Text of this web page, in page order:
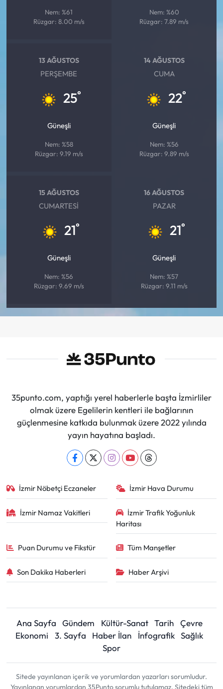
Nem: %61
Rüzgar: 8.00 m/s
Nem: %60
Rüzgar: 7.89 m/s
13 AĞUSTOS
PERŞEMBE
25°
Güneşli
Nem: %58
Rüzgar: 9.19 m/s
14 AĞUSTOS
CUMA
22°
Güneşli
Nem: %56
Rüzgar: 9.89 m/s
15 AĞUSTOS
CUMARTESI
21°
Güneşli
Nem: %56
Rüzgar: 9.69 m/s
16 AĞUSTOS
PAZAR
21°
Güneşli
Nem: %57
Rüzgar: 9.11 m/s
35punto.com, yaptığı yerel haberlerle başta İzmirliler
olmak üzere Egelilerin kentleri ile bağlarının
güçlenmesine katkıda bulunmak üzere 2022 yılında
yayın hayatına başladı.
İzmir Nöbetçi Eczaneler İzmir Hava Durumu
İzmir Namaz Vakitleri
İzmir Trafik Yoğunluk
Haritası
Puan Durumu ve Fikstür Tüm Manşetler
Son Dakika Haberleri Haber Arşivi
Ana Sayfa Gündem Kültür-Sanat Tarih
Çevre
Ekonomi
3. Sayfa Haber İlan İnfografik Sağlık
Spor
Sitede yayınlanan içerik ve yorumlardan yazarları sorumludur.
Yayınlanan yorumlardan 35Punto sorumlu tutulamaz. Sitedeki tüm